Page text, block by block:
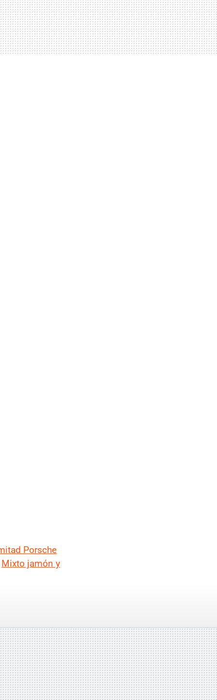
Porsche
Mixto jamón y